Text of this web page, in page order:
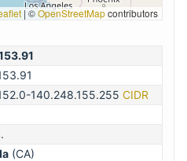
|©OpenStreetMapcontributors
140.248.155.255 CIDR
(CA)